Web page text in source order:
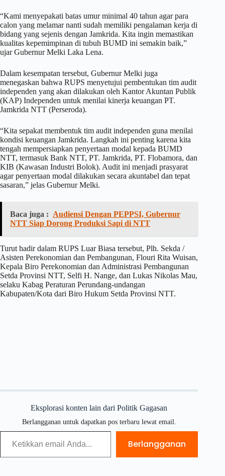
“Kami menyepakati batas umur minimal 40 tahun agar para
calon yang melamar nanti sudah memiliki pengalaman kerja di
bidang yang sejenis dengan Jamkrida. Kita ingin memastikan
kualitas kepemimpinan di tubuh BUMD ini semakin baik,”
ujar Gubernur Melki Laka Lena.
Dalam kesempatan tersebut, Gubernur Melki juga
menegaskan bahwa RUPS menyetujui pembentukan tim audit
independen yang akan dilakukan oleh Kantor Akuntan Publik
(KAP) Independen untuk menilai kinerja keuangan PT.
Jamkrida NTT (Perseroda).
“Kita sepakat membentuk tim audit independen guna menilai
kondisi keuangan Jamkrida. Langkah ini penting karena kita
tengah mempersiapkan penyertaan modal kepada BUMD
NTT, termasuk Bank NTT, PT. Jamkrida, PT. Flobamora, dan
KIB (Kawasan Industri Bolok). Audit ini menjadi prasyarat
agar penyertaan modal dilakukan secara akuntabel dan tepat
sasaran,” jelas Gubernur Melki.
Baca juga : Audiensi Dengan PEPPSI, Gubernur
NTT Siap Dorong Produksi Sapi di NTT
Turut hadir dalam RUPS Luar Biasa tersebut, Plh. Sekda /
Asisten Perekonomian dan Pembangunan, Flouri Rita Wuisan,
Kepala Biro Perekonomian dan Administrasi Pembangunan
Setda Provinsi NTT, Selfi H. Nange, dan Lukas Nikolas Mau,
selaku Kabag Peraturan Perundang-undangan
Kabupaten/Kota dari Biro Hukum Setda Provinsi NTT.
Eksplorasi konten lain dari Politik Gagasan
Berlangganan untuk dapatkan pos terbaru lewat email.
Berlangganan